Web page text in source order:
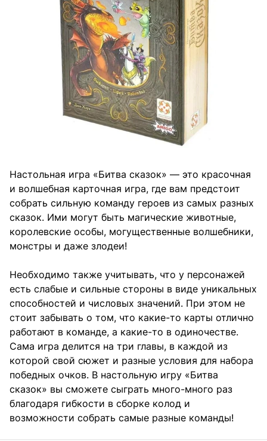
Настольная игра «Битва сказок» — это красочная
и волшебная карточная игра, где вам предстоит
собрать сильную команду героев из самых разных
сказок. Ими могут быть магические животные,
королевские особы, могущественные волшебники,
монстры и даже злодеи!
Необходимо также учитывать, что у персонажей
есть слабые и сильные стороны в виде уникальных
способностей и числовых значений. При этом не
стоит забывать о том, что какие-то карты отлично
работают в команде, а какие-то в одиночестве.
Сама игра делится на три главы, в каждой из
которой свой сюжет и разные условия для набора
победных очков. В настольную игру «Битва
сказок» вы сможете сыграть много-много раз
благодаря гибкости в сборке колод и
возможности собрать самые разные команды!